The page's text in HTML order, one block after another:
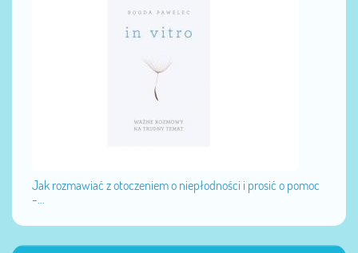
Jak rozmawiać z otoczeniem o niepłodności i prosić o pomoc
-...